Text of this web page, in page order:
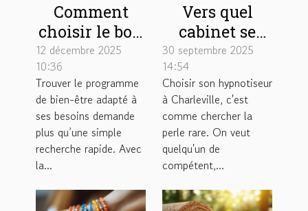
Comment
choisir le bon
programme
de bien-être
adapté à vos
besoins ?
12 décembre 2025
10:36
Trouver le programme
de bien-être adapté à
ses besoins demande
plus qu’une simple
recherche rapide. Avec
la...
Vers quel
cabinet se
tourner pour
une séance
d'hypnose à
Charleville ?
30 septembre 2025
14:54
Choisir son hypnotiseur
à Charleville, c'est
comme chercher la
perle rare. On veut
quelqu'un de
compétent,...